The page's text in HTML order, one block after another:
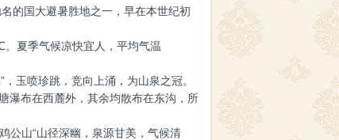
的国大避暑胜地之一，早在本世纪初
夏季气候凉快宜人，平均气温
玉喷珍跳，竞向上涌，为山泉之冠。
瀑布在西麓外，其余均散布在东沟，所
公山“山径深幽，泉源甘美，气候清